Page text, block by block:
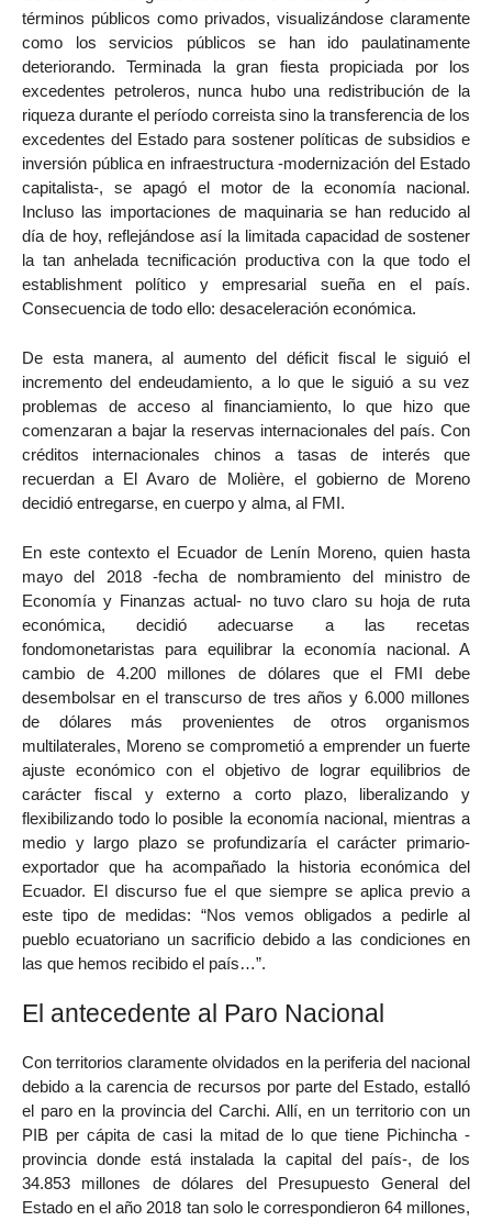
términos públicos como privados, visualizándose claramente
como los servicios públicos se han ido paulatinamente
deteriorando. Terminada la gran fiesta propiciada por los
excedentes petroleros, nunca hubo una redistribución de la
riqueza durante el período correista sino la transferencia de los
excedentes del Estado para sostener políticas de subsidios e
inversión pública en infraestructura -modernización del Estado
capitalista-, se apagó el motor de la economía nacional.
Incluso las importaciones de maquinaria se han reducido al
día de hoy, reflejándose así la limitada capacidad de sostener
la tan anhelada tecnificación productiva con la que todo el
establishment político y empresarial sueña en el país.
Consecuencia de todo ello: desaceleración económica.
De esta manera, al aumento del déficit fiscal le siguió el
incremento del endeudamiento, a lo que le siguió a su vez
problemas de acceso al financiamiento, lo que hizo que
comenzaran a bajar la reservas internacionales del país. Con
créditos internacionales chinos a tasas de interés que
recuerdan a El Avaro de Molière, el gobierno de Moreno
decidió entregarse, en cuerpo y alma, al FMI.
En este contexto el Ecuador de Lenín Moreno, quien hasta
mayo del 2018 -fecha de nombramiento del ministro de
Economía y Finanzas actual- no tuvo claro su hoja de ruta
económica, decidió adecuarse a las recetas
fondomonetaristas para equilibrar la economía nacional. A
cambio de 4.200 millones de dólares que el FMI debe
desembolsar en el transcurso de tres años y 6.000 millones
de dólares más provenientes de otros organismos
multilaterales, Moreno se comprometió a emprender un fuerte
ajuste económico con el objetivo de lograr equilibrios de
carácter fiscal y externo a corto plazo, liberalizando y
flexibilizando todo lo posible la economía nacional, mientras a
medio y largo plazo se profundizaría el carácter primario-
exportador que ha acompañado la historia económica del
Ecuador. El discurso fue el que siempre se aplica previo a
este tipo de medidas: “Nos vemos obligados a pedirle al
pueblo ecuatoriano un sacrificio debido a las condiciones en
las que hemos recibido el país…”.
El antecedente al Paro Nacional
Con territorios claramente olvidados en la periferia del nacional
debido a la carencia de recursos por parte del Estado, estalló
el paro en la provincia del Carchi. Allí, en un territorio con un
PIB per cápita de casi la mitad de lo que tiene Pichincha -
provincia donde está instalada la capital del país-, de los
34.853 millones de dólares del Presupuesto General del
Estado en el año 2018 tan solo le correspondieron 64 millones,